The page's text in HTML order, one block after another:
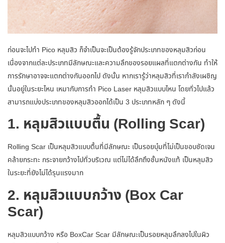
ก่อนจะไปทำ Pico หลุมสิว ก็จำเป็นจะเป็นต้องรู้จักประเภทของหลุมสิวก่อน
เนื่องจากแต่ละประเภทมีลักษณะและความลึกของรอยแผลที่แตกต่างกัน ทำให้
การรักษาอาจจะแตกต่างกันออกไป ดังนั้น หากเรารู้ว่าหลุมสิวที่เรากำลังเผชิญ
นั้นอยู่ในระยะไหน เหมากับการทำ Pico Laser หลุมสิวแบบไหน โดยทั่วไปแล้ว
สามารถแบ่งประเภทของหลุมสิวออกได้เป็น 3 ประเภทหลัก ๆ ดังนี้
1. หลุมสิวแบบตื้น (Rolling Scar)
Rolling Scar เป็นหลุมสิวแบบตื้นที่มีลักษณะ เป็นรอยบุ๋มที่ไม่เป็นขอบชัดเจน
คล้ายกระทะ กระจายกว้างไปทั่วบริเวณ แต่ไม่ได้ลึกถึงชั้นหนังแท้ เป็นหลุมสิว
ในระยะที่ยังไม่ได้รุนแรงมาก
2. หลุมสิวแบบกว้าง (Box Car
Scar)
หลุมสิวแบบกว้าง หรือ BoxCar Scar มีลักษณะเป็นรอยหลุมลึกลงไปในผิว